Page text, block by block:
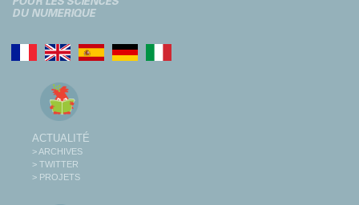
ACTUALITÉ
> ARCHIVES
> TWITTER
> PROJETS